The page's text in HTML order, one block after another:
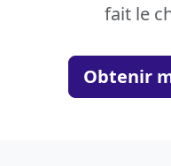
fait le
Obtenir